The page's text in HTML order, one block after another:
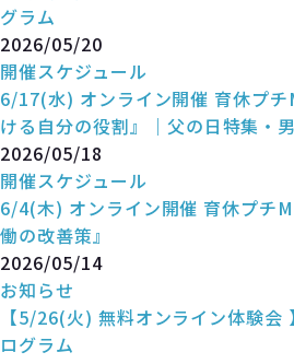
グラム
2026/05/20
開催スケジュール
6/17(水) オンライン開催 育休プ
ける自分の役割』｜父の日特集・
2026/05/18
開催スケジュール
6/4(木) オンライン開催 育休プチ
働の改善策』
2026/05/14
お知らせ
【5/26(火) 無料オンライン体験
ログラム